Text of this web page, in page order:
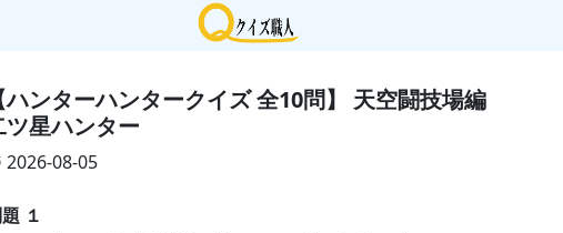
ハンターハンタークイズ 全10問】 天空闘技場編
ツ星ハンター
2026-08-05
１